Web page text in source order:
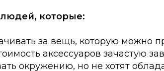
которые:
за вещь, которую можно
аксессуаров зачастую
окружению, но не хотят